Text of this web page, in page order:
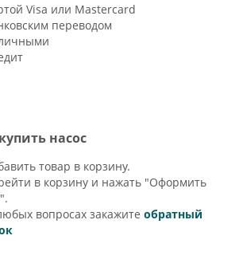
Visa или Mastercard
переводом
насос
товар в корзину.
в корзину и нажать "Оформить
вопросах закажите обратный